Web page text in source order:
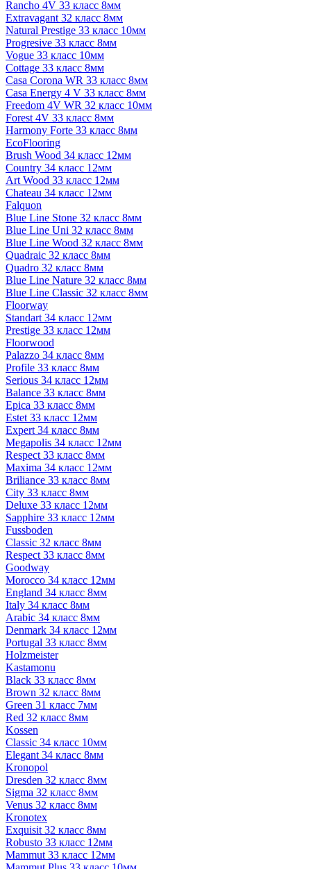
Rancho 4V 33 класс 8мм
Extravagant 32 класс 8мм
Natural Prestige 33 класс 10мм
Progresive 33 класс 8мм
Vogue 33 класс 10мм
Cottage 33 класс 8мм
Casa Corona WR 33 класс 8мм
Casa Energy 4 V 33 класс 8мм
Freedom 4V WR 32 класс 10мм
Forest 4V 33 класс 8мм
Harmony Forte 33 класс 8мм
EcoFlooring
Brush Wood 34 класс 12мм
Country 34 класс 12мм
Art Wood 33 класс 12мм
Chateau 34 класс 12мм
Falquon
Blue Line Stone 32 класс 8мм
Blue Line Uni 32 класс 8мм
Blue Line Wood 32 класс 8мм
Quadraic 32 класс 8мм
Quadro 32 класс 8мм
Blue Line Nature 32 класс 8мм
Blue Line Classic 32 класс 8мм
Floorway
Standart 34 класс 12мм
Prestige 33 класс 12мм
Floorwood
Palazzo 34 класс 8мм
Profile 33 класс 8мм
Serious 34 класс 12мм
Balance 33 класс 8мм
Epica 33 класс 8мм
Estet 33 класс 12мм
Expert 34 класс 8мм
Megapolis 34 класс 12мм
Respect 33 класс 8мм
Maxima 34 класс 12мм
Briliance 33 класс 8мм
City 33 класс 8мм
Deluxe 33 класс 12мм
Sapphire 33 класс 12мм
Fussboden
Classic 32 класс 8мм
Respect 33 класс 8мм
Goodway
Morocco 34 класс 12мм
England 34 класс 8мм
Italy 34 класс 8мм
Arabic 34 класс 8мм
Denmark 34 класс 12мм
Portugal 33 класс 8мм
Holzmeister
Kastamonu
Black 33 класс 8мм
Brown 32 класс 8мм
Green 31 класс 7мм
Red 32 класс 8мм
Kossen
Classic 34 класс 10мм
Elegant 34 класс 8мм
Kronopol
Dresden 32 класс 8мм
Sigma 32 класс 8мм
Venus 32 класс 8мм
Kronotex
Exquisit 32 класс 8мм
Robusto 33 класс 12мм
Mammut 33 класс 12мм